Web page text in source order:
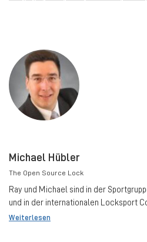
Michael Hübler
The Open Source Lock
Ray und Michael sind in der
und in der internationalen Locksport
Weiterlesen